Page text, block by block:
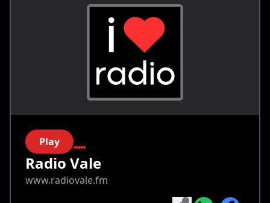
Play
Radio Vale
www.radiovale.fm